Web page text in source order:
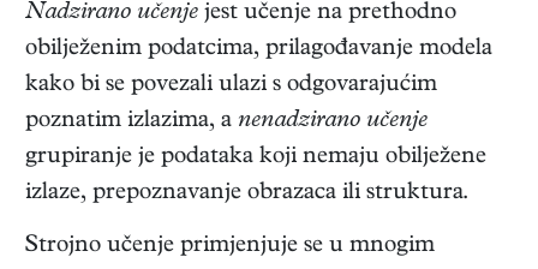
Nadzirano učenje jest učenje na prethodno
obilježenim podatcima, prilagođavanje modela
kako bi se povezali ulazi s odgovarajućim
poznatim izlazima, a nenadzirano učenje
grupiranje je podataka koji nemaju obilježene
izlaze, prepoznavanje obrazaca ili struktura.
Strojno učenje primjenjuje se u mnogim